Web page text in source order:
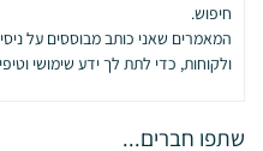
חיפוש.
המאמרים שאני כותב מבוססים על
ולקוחות, כדי לתת לך ידע שימושי
שתפו חברים...